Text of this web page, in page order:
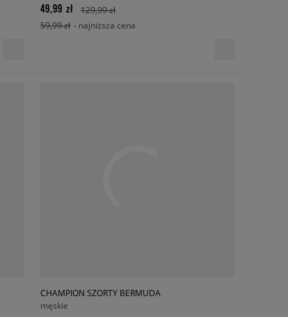
49,99 zł
129,99 zł
59,99 zł - najniższa cena
CHAMPION SZORTY BERMUDA
męskie